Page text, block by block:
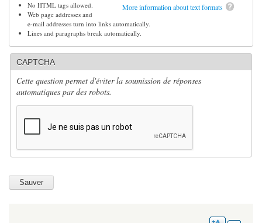
More information about text formats
No HTML tags allowed.
Web page addresses and
e-mail addresses turn into links automatically.
Lines and paragraphs break automatically.
CAPTCHA
Cette question permet d'éviter la soumission de réponses
automatiques par des robots.